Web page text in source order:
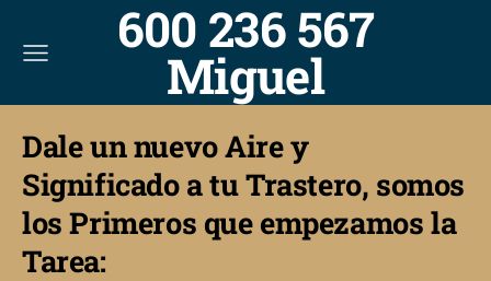
600 236 567
Miguel
Dale un nuevo Aire y
Significado a tu Trastero, somos
los Primeros que empezamos la
Tarea: